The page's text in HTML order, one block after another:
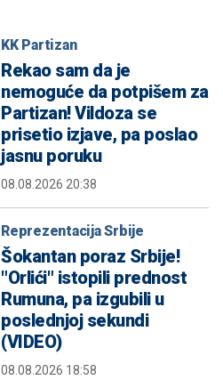
KK Partizan
Rekao sam da je
nemoguće da potpišem za
Partizan! Vildoza se
prisetio izjave, pa poslao
jasnu poruku
08.08.2026 20:38
Reprezentacija Srbije
Šokantan poraz Srbije!
"Orlići" istopili prednost
Rumuna, pa izgubili u
poslednjoj sekundi
(VIDEO)
08.08.2026 18:58